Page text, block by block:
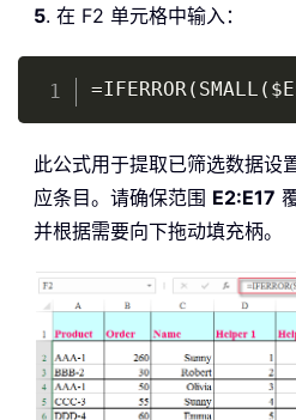
5. 在 F2 单元格中输入：
此公式用于提取已筛选数据设
应条目。请确保范围 E2:E17
并根据需要向下拖动填充柄。